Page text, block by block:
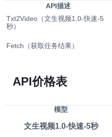
API描述
Txt2Video（文生视频1.0-快速-5
秒）
Fetch（获取任务结果）
API价格表
模型
文生视频1.0-快速-5秒